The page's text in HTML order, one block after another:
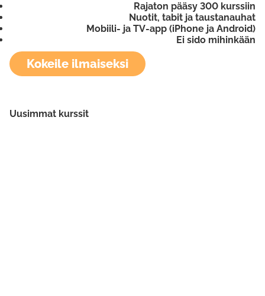
Kokeile ilmaiseksi
Rajaton pääsy 300 kurssiin
Nuotit, tabit ja taustanauhat
Mobiili- ja TV-app (iPhone ja Android)
Ei sido mihinkään
Uusimmat kurssit